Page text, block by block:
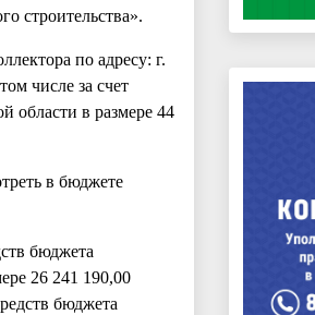
строительства».
по адресу: г.
числе за счет
области в размере 44
в бюджете
бюджета
26 241 190,00
бюджета